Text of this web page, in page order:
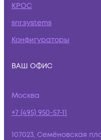
КРОС
snr.systems
Конфигураторы
ВАШ ОФИС
Москва
+7 (495) 950-57-11
107023, Семёновская